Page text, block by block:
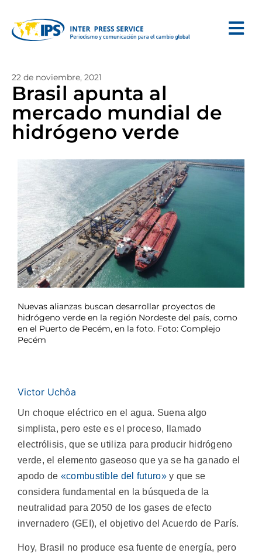
22 de noviembre, 2021
Brasil apunta al
mercado mundial de
hidrógeno verde
Nuevas alianzas buscan desarrollar proyectos de
hidrógeno verde en la región Nordeste del país, como
en el Puerto de Pecém, en la foto. Foto: Complejo
Pecém
Victor Uchôa
Un choque eléctrico en el agua. Suena algo
simplista, pero este es el proceso, llamado
electrólisis, que se utiliza para producir hidrógeno
verde, el elemento gaseoso que ya se ha ganado el
apodo de «combustible del futuro»y que se
considera fundamental en la búsqueda de la
neutralidad para 2050 de los gases de efecto
invernadero (GEI), el objetivo del Acuerdo de París.
Hoy, Brasil no produce esa fuente de energía, pero